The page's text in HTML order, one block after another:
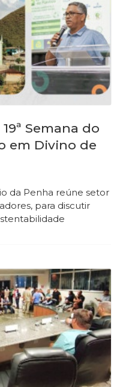
Semana do
em Divino de
da Penha reúne setor
para discutir